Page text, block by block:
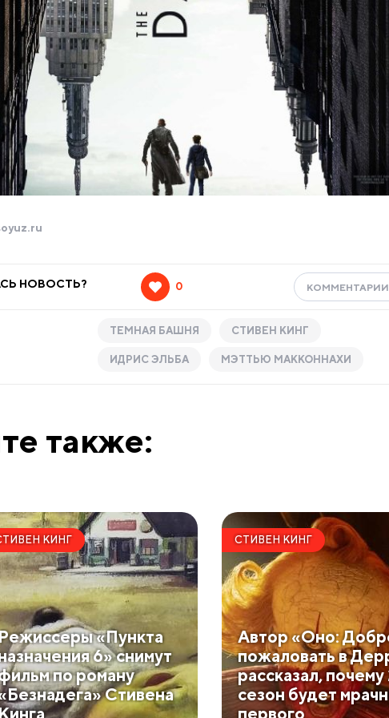
НОВОСТЬ? 0
ТЕМНАЯ БАШНЯ СТИВЕН КИНГ
ИДРИС ЭЛЬБА МЭТТЬЮ МАККОННАХИ
также:
КИНГ
«Пункта
6» снимут
по роману
Стивена
СТИВЕН КИНГ
Автор «Оно:
пожаловать в
рассказал, почему
сезон будет
первого